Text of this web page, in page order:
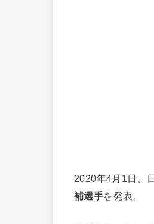
2020年4月1日、
補選手を発表。